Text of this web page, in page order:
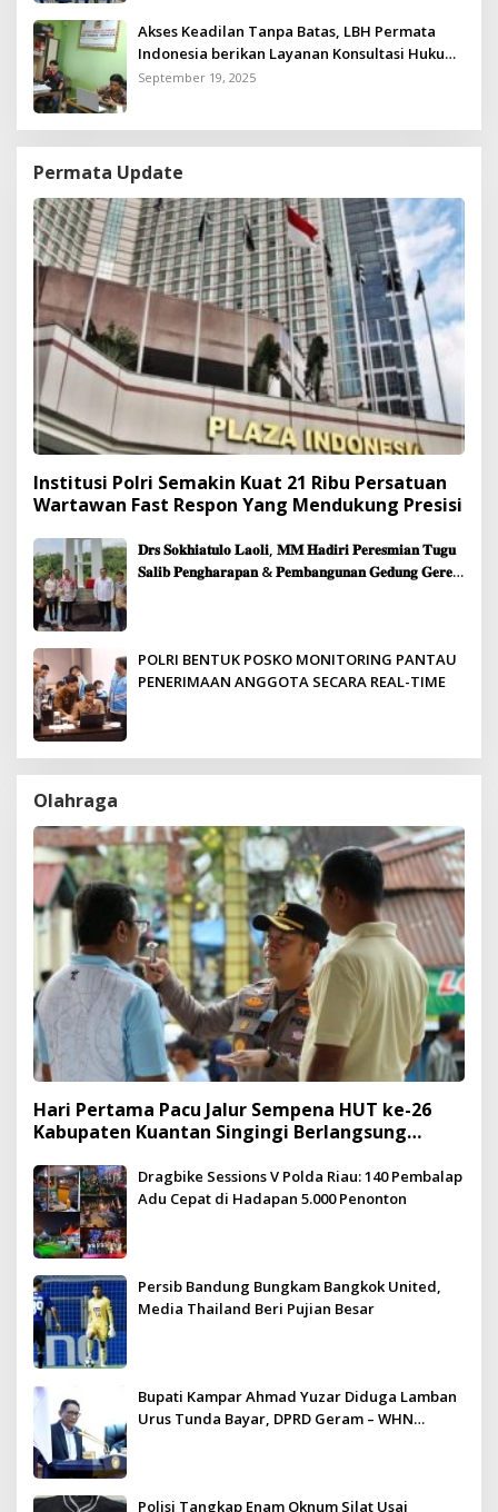
Akses Keadilan Tanpa Batas, LBH Permata
Indonesia berikan Layanan Konsultasi Hukum
Gratis untuk Kurang Mampu
September 19, 2025
Permata Update
Institusi Polri Semakin Kuat 21 Ribu Persatuan
Wartawan Fast Respon Yang Mendukung Presisi
𝐃𝐫𝐬 𝐒𝐨𝐤𝐡𝐢𝐚𝐭𝐮𝐥𝐨 𝐋𝐚𝐨𝐥𝐢, 𝐌𝐌 𝐇𝐚𝐝𝐢𝐫𝐢 𝐏𝐞𝐫𝐞𝐬𝐦𝐢𝐚𝐧 𝐓𝐮𝐠𝐮
𝐒𝐚𝐥𝐢𝐛 𝐏𝐞𝐧𝐠𝐡𝐚𝐫𝐚𝐩𝐚𝐧 & 𝐏𝐞𝐦𝐛𝐚𝐧𝐠𝐮𝐧𝐚𝐧 𝐆𝐞𝐝𝐮𝐧𝐠 𝐆𝐞𝐫𝐞𝐣𝐚
POLRI BENTUK POSKO MONITORING PANTAU
PENERIMAAN ANGGOTA SECARA REAL-TIME
Olahraga
Hari Pertama Pacu Jalur Sempena HUT ke-26
Kabupaten Kuantan Singingi Berlangsung
Dragbike Sessions V Polda Riau: 140 Pembalap
Adu Cepat di Hadapan 5.000 Penonton
Persib Bandung Bungkam Bangkok United,
Media Thailand Beri Pujian Besar
Bupati Kampar Ahmad Yuzar Diduga Lamban
Urus Tunda Bayar, DPRD Geram – WHN
Polisi Tangkap Enam Oknum Silat Usai